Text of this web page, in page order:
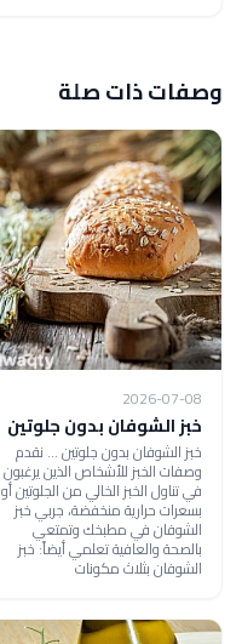
وصفات ذات صلة
2026-07-08
خبز الشوفان بدون جلوتين
خبز الشوفان بدون جلوتين ... نقدم
وصفات الخبز للأشخاص الذين يرغبون
في تناول الخبز الخالي من الجلوتين أو
بسعرات حرارية منخفضة، جربي خبز
الشوفان في مطبخك وتمتعي
بالصحة والعافية تعلمي أيضاً: خبز
الشوفان بثلاث مكونات